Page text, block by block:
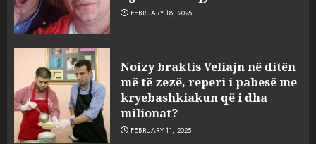
FEBRUARY 18, 2025
Noizy braktis Veliajn në ditën
më të zezë, reperi i pabesë me
kryebashkiakun që i dha
milionat?
FEBRUARY 11, 2025
3
sulmuan “One Albania”,
ngjarja u fsheh. A u vodhën
serverat?
MARCH 25, 2025